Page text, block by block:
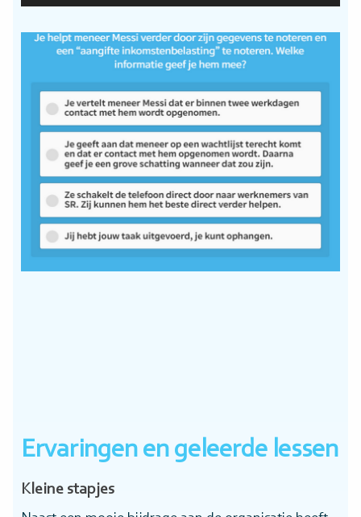
Ervaringen en geleerde lessen
Kleine stapjes